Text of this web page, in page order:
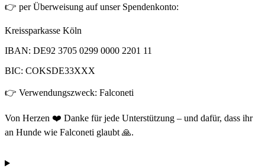
👉 per Über­wei­sung auf unser Spen­den­kon­to:
Kreis­spar­kas­se Köln
IBAN: DE92 3705 0299 0000 2201 11
BIC: COKSDE33XXX
👉 Ver­wen­dungs­zweck: Fal­co­ne­ti
Von Her­zen ❤️ Dan­ke für jede Unter­stüt­zung – und dafür, dass ihr
an Hun­de wie Fal­co­ne­ti glaubt 🙏.